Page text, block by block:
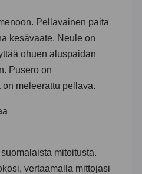
Pellavainen paita
kesävaate. Neule on
ohuen aluspaidan
Pusero on
meleerattu pellava.
mitoitusta.
vertaamalla mittojasi